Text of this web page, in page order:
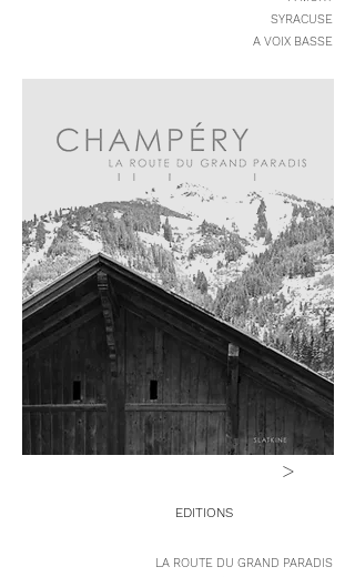
SYRACUSE
A VOIX BASSE
EDITIONS
>
LA ROUTE DU GRAND PARADIS